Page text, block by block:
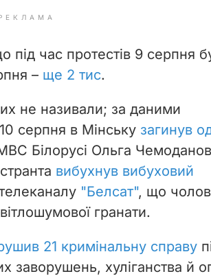
під час протестів 9 серпня
– ще 2 тис.
не називали; за даними
10 серпня в Мінську загинув
Білорусі Ольга
вибухнув вибуховий
"Белсат", що
гранати.
21 кримінальну справу
заворушень, хуліганства й